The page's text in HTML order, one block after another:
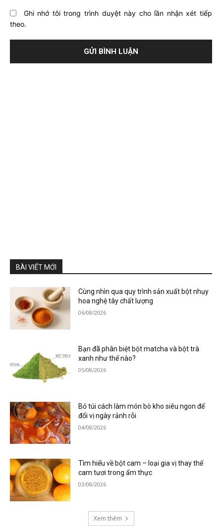
Ghi nhớ tôi trong trình duyệt này cho lần nhận xét tiếp
theo.
BÀI VIẾT MỚI
Cùng nhìn qua quy trình sản xuất bột nhụy
hoa nghệ tây chất lượng
06/08/2026
Bạn đã phân biệt bột matcha và bột trà
xanh như thế nào?
05/08/2026
Bỏ túi cách làm món bò kho siêu ngon để
đổi vị ngày rảnh rỗi
04/08/2026
Tìm hiểu về bột cam – loại gia vị thay thế
cam tươi trong ẩm thực
03/08/2026
Xem thêm